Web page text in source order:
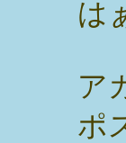
は
ア
ポ